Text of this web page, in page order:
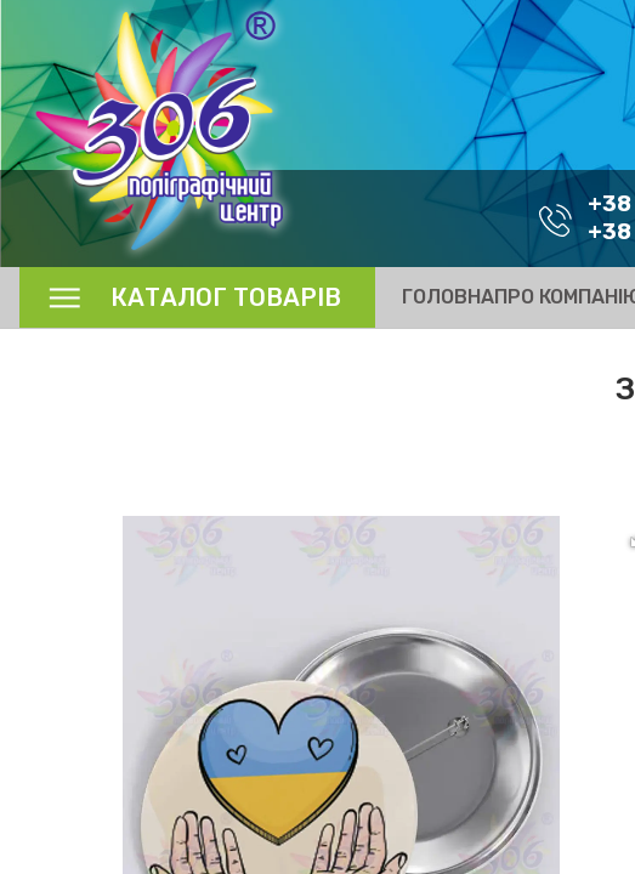
КАТАЛОГ ТОВАРІВ ГОЛОВНАПРО